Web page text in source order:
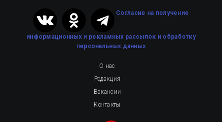
Cогласие на получение
информационных и рекламных рассылок и обработку
персональных данных
О нас
Редакция
Вакансии
Контакты